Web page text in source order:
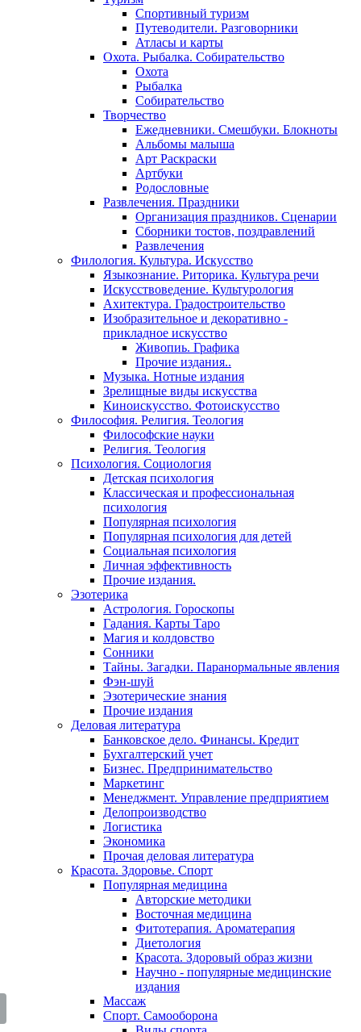
Спортивный туризм
Путеводители. Разговорники
Атласы и карты
Охота. Рыбалка. Собирательство
Охота
Рыбалка
Собирательство
Творчество
Ежедневники. Смешбуки. Блокноты
Альбомы малыша
Арт Раскраски
Артбуки
Родословные
Развлечения. Праздники
Организация праздников. Сценарии
Сборники тостов, поздравлений
Развлечения
Филология. Культура. Искусство
Языкознание. Риторика. Культура речи
Искусствоведение. Культурология
Ахитектура. Градостроительство
Изобразительное и декоративно -
прикладное искусство
Живопиь. Графика
Прочие издания..
Музыка. Нотные издания
Зрелищные виды искусства
Киноискусство. Фотоискусство
Философия. Религия. Теология
Философские науки
Религия. Теология
Психология. Социология
Детская психология
Классическая и профессиональная
психология
Популярная психология
Популярная психология для детей
Социальная психология
Личная эффективность
Прочие издания.
Эзотерика
Астрология. Гороскопы
Гадания. Карты Таро
Магия и колдовство
Сонники
Тайны. Загадки. Паранормальные явления
Фэн-шуй
Эзотерические знания
Прочие издания
Деловая литература
Банковское дело. Финансы. Кредит
Бухгалтерский учет
Бизнес. Предпринимательство
Маркетинг
Менеджмент. Управление предприятием
Делопроизводство
Логистика
Экономика
Прочая деловая литература
Красота. Здоровье. Спорт
Популярная медицина
Авторские методики
Восточная медицина
Фитотерапия. Ароматерапия
Диетология
Красота. Здоровый образ жизни
Научно - популярные медицинские
издания
Массаж
Спорт. Самооборона